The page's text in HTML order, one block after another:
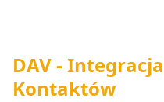
DAV -
Kontaktów